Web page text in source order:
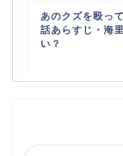
あのクズを殴っ
話あらすじ・海
い？